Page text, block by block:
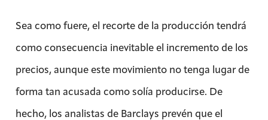
Sea como fuere, el recorte de la producción tendrá
como consecuencia inevitable el incremento de los
precios, aunque este movimiento no tenga lugar de
forma tan acusada como solía producirse. De
hecho, los analistas de Barclays prevén que el